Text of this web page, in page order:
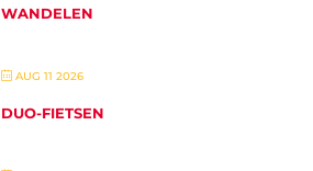
WANDELEN
AUG 11 2026
DUO-FIETSEN